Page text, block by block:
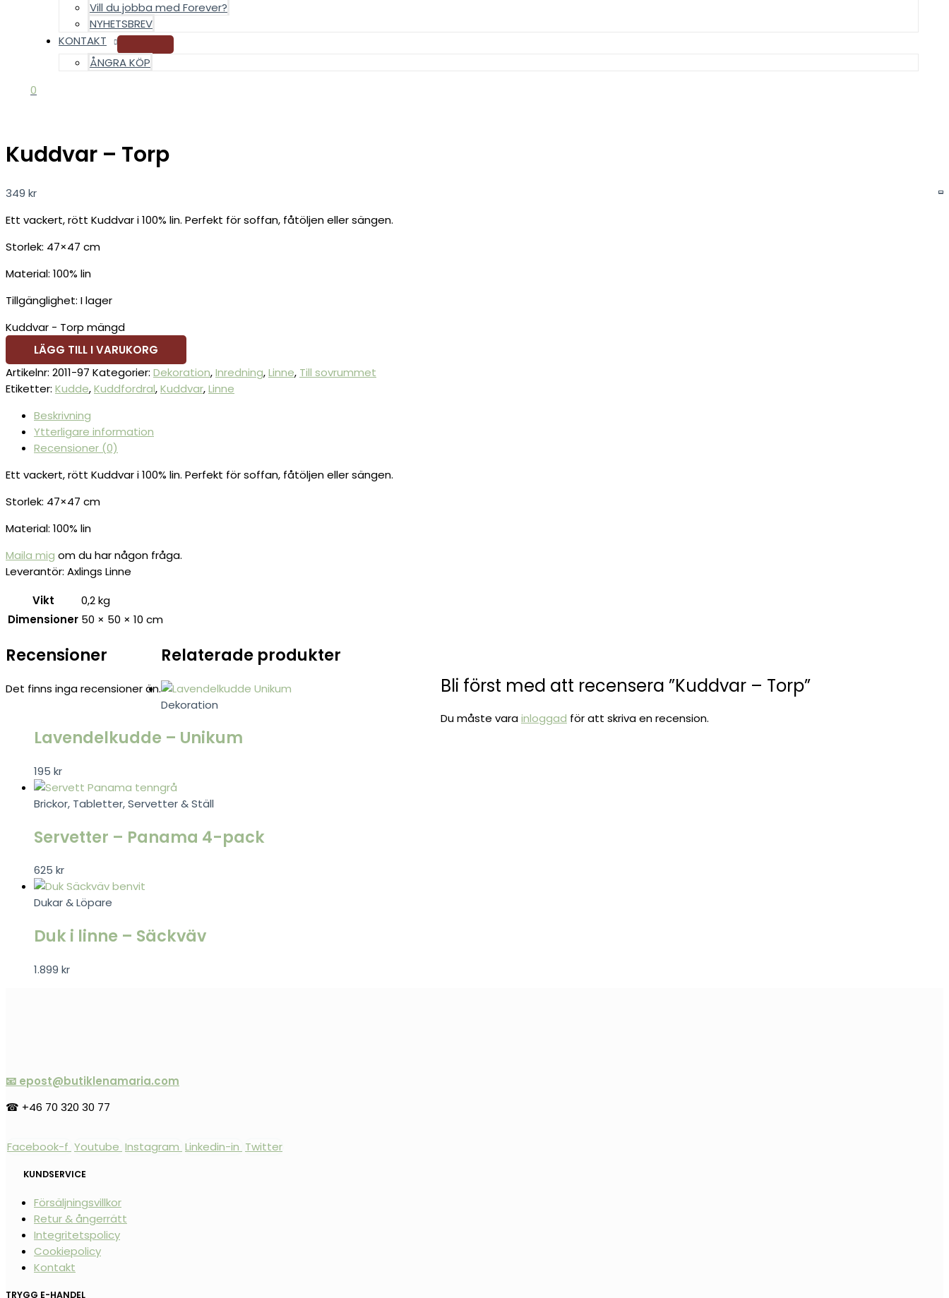
Vill du jobba med Forever?
NYHETSBREV
KONTAKT
ÅNGRA KÖP
0
Kuddvar – Torp
349 kr
Ett vackert, rött Kuddvar i 100% lin. Perfekt för soffan, fåtöljen eller sängen.
Storlek: 47×47 cm
Material: 100% lin
Tillgänglighet: I lager
Kuddvar - Torp mängd
LÄGG TILL I VARUKORG
Artikelnr: 2011-97 Kategorier: Dekoration,Inredning,Linne, Till sovrummet
Etiketter: Kudde,Kuddfordral,Kuddvar,Linne
Beskrivning
Ytterligare information
Recensioner (0)
Ett vackert, rött Kuddvar i 100% lin. Perfekt för soffan, fåtöljen eller sängen.
Storlek: 47×47 cm
Material: 100% lin
Maila mig om du har någon fråga.
Leverantör: Axlings Linne
Vikt
0,2 kg
Dimensioner 50 × 50 × 10 cm
Recensioner
Det finns inga recensioner än. Bli först med att recensera ”Kuddvar – Torp”
Du måste varainloggad för att skriva en recension.
Relaterade produkter
Dekoration
Lavendelkudde – Unikum
195 kr
Brickor, Tabletter, Servetter & Ställ
Servetter – Panama 4-pack
625 kr
Dukar & Löpare
Duk i linne – Säckväv
1.899 kr
📧 epost@butiklenamaria.com
☎ +46 70 320 30 77
Facebook-f Youtube Instagram Linkedin-in Twitter
KUNDSERVICE
Försäljningsvillkor
Retur & ångerrätt
Integritetspolicy
Cookiepolicy
Kontakt
TRYGG E-HANDEL